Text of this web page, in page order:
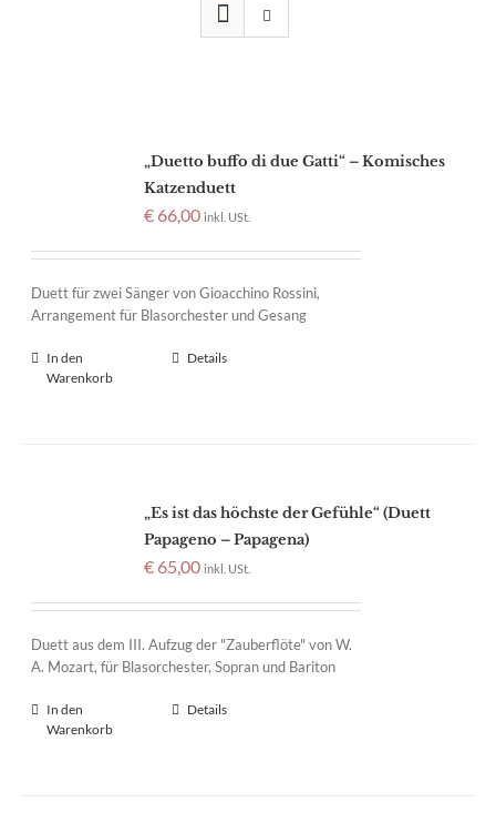
„Duetto buffo di due Gatti“ – Komisches
Katzenduett
€ 66,00 inkl. USt.
Duett für zwei Sänger von Gioacchino Rossini,
Arrangement für Blasorchester und Gesang
In den
Warenkorb
Details
„Es ist das höchste der Gefühle“ (Duett
Papageno – Papagena)
€ 65,00 inkl. USt.
Duett aus dem III. Aufzug der "Zauberflöte" von W.
A. Mozart, für Blasorchester, Sopran und Bariton
In den
Warenkorb
Details